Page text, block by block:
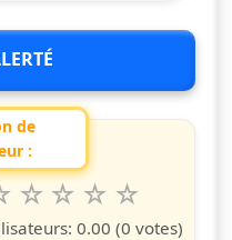
de
:
1 a 10 étoiles
10
étoiles
9
étoiles
8
7
0.00 (0 votes)